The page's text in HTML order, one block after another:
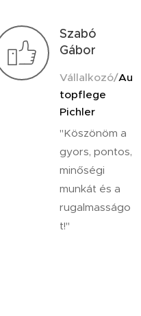
Szabó
Gábor
Vállalkozó/Au
topflege
Pichler
"Köszönöm a
gyors, pontos,
minőségi
munkát és a
rugalmasságo
t!"